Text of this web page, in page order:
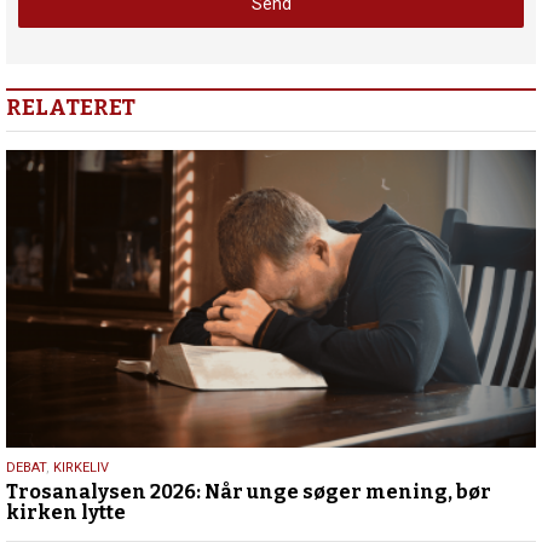
RELATERET
2.
juni
2026
DEBAT, KIRKELIV
Trosanalysen 2026: Når unge søger mening, bør
kirken lytte